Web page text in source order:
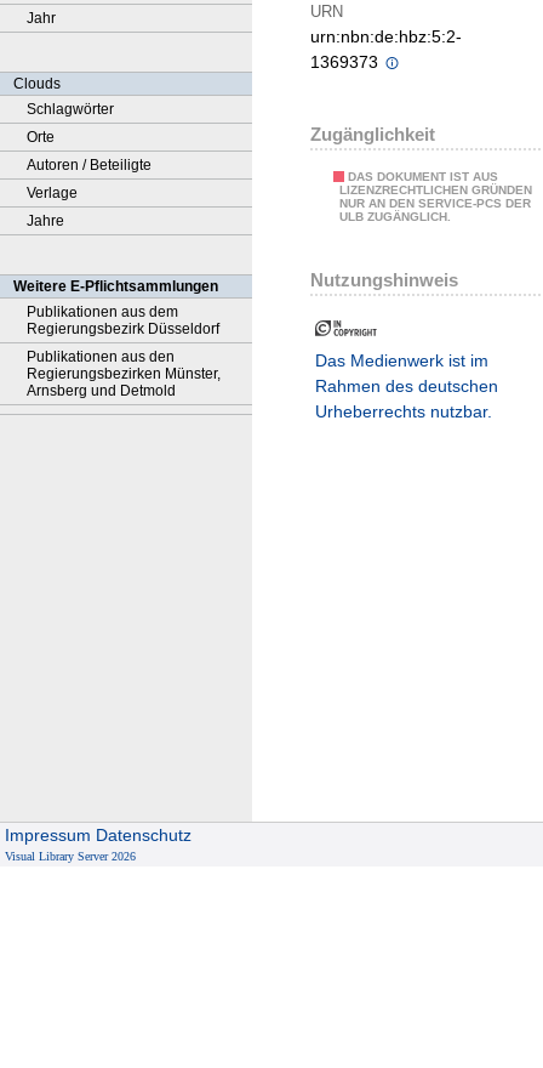
Jahr
Clouds
Schlagwörter
Orte
Autoren / Beteiligte
Verlage
Jahre
Weitere E-Pflichtsammlungen
Publikationen aus dem
Regierungsbezirk Düsseldorf
Publikationen aus den
Regierungsbezirken Münster,
Arnsberg und Detmold
URN
urn:nbn:de:hbz:5:2-
1369373
Zugänglichkeit
DAS DOKUMENT IST AUS
LIZENZRECHTLICHEN GRÜNDEN
NUR AN DEN SERVICE-PCS DER
ULB ZUGÄNGLICH.
Nutzungshinweis
Das Medienwerk ist im
Rahmen des deutschen
Urheberrechts nutzbar.
Impressum Datenschutz
Visual Library Server 2026